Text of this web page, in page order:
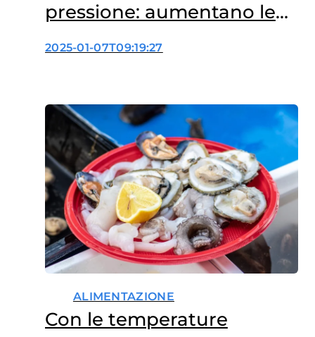
pressione: aumentano le
zoonosi in Europa
2025-01-07T09:19:27
ALIMENTAZIONE
Con le temperature